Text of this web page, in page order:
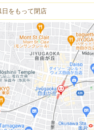
日をもって閉店